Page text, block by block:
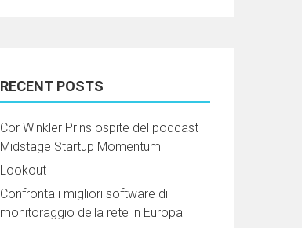
RECENT POSTS
Cor Winkler Prins ospite del podcast
Midstage Startup Momentum
Lookout
Confronta i migliori software di
monitoraggio della rete in Europa